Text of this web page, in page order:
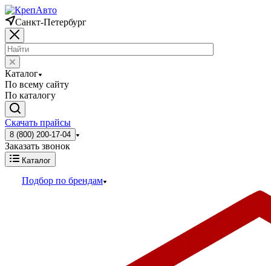
Санкт-Петербург
Каталог
По всему сайту
По каталогу
Скачать прайсы
8 (800) 200-17-04
Заказать звонок
Каталог
Подбор по брендам